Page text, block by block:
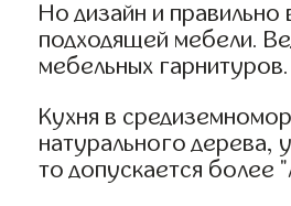
Но дизайн и
подходящей мебели.
мебельных
Кухня в
натурального дерева,
то допускается более